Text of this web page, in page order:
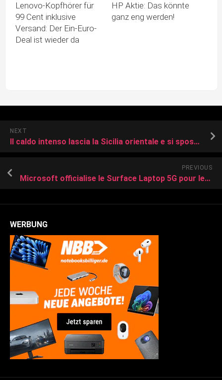
Lenovo-Kopfhörer für
99 Cent inklusive
Versand: Der Ein-Euro-
Deal ist wieder da
HP Aktie: Das könnte
ganz eng werden!
NEXT
Il caldo intenso lascia la Sicilia orientale e si sposta a Ovest. Sabato fase di maltempo con il ciclone Circe
PREVIOUS
Microsoft officialise le Surface Laptop 5G pour les professionnels
WERBUNG